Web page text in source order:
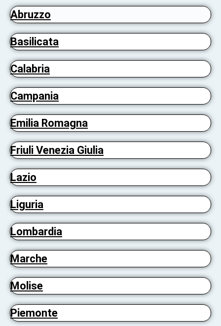
Abruzzo
Basilicata
Calabria
Campania
Emilia Romagna
Friuli Venezia Giulia
Lazio
Liguria
Lombardia
Marche
Molise
Piemonte